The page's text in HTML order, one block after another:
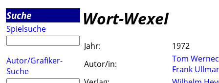
Suche
Spielsuche
Autor/Grafiker-
Suche
Wort-Wexel
Jahr:
1972
Autor/in:
Tom
Frank